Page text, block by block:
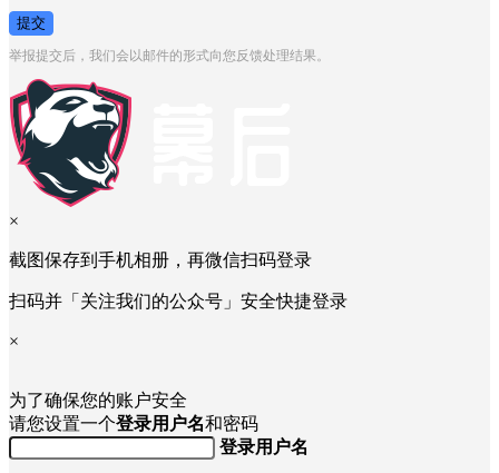
提交
举报提交后，我们会以邮件的形式向您反馈处理结果。
×
截图保存到手机相册，再微信扫码登录
扫码并「关注我们的公众号」安全快捷登录
×
为了确保您的账户安全
请您设置一个登录用户名和密码
登录用户名